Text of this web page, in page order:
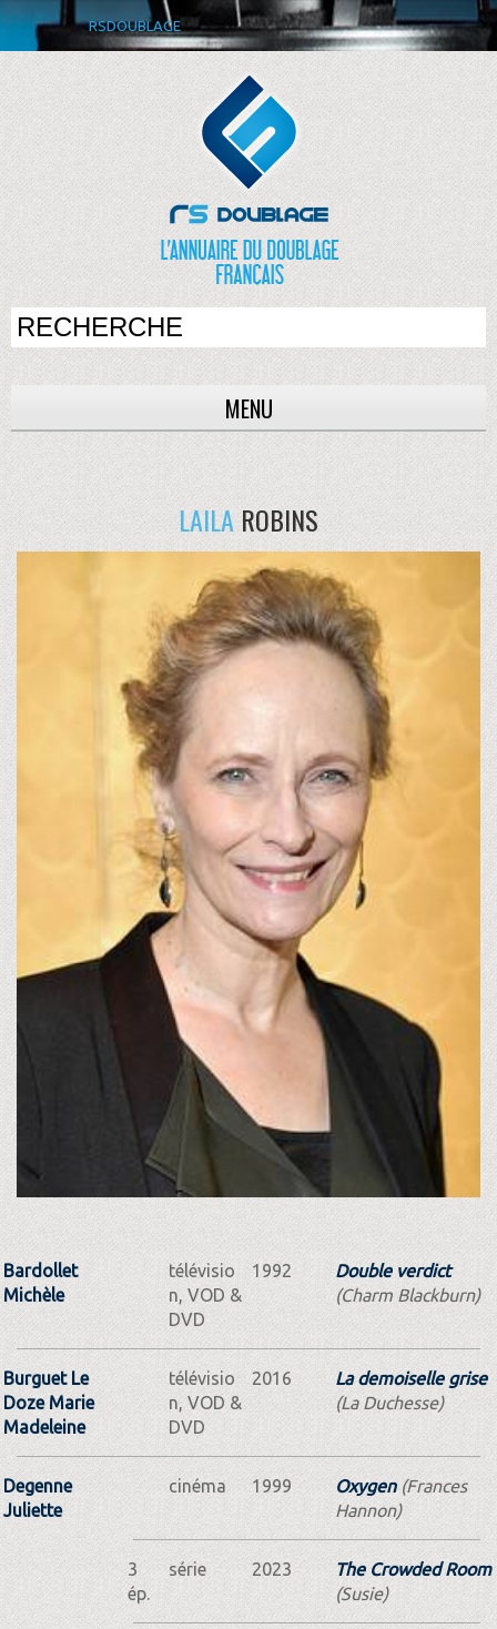
RSDOUBLAGE
MENU
LAILAROBINS
Bardollet
Michèle
télévisio
n, VOD &
DVD
1992
Double verdict
(Charm Blackburn)
Burguet Le
Doze Marie
Madeleine
télévisio
n, VOD &
DVD
2016
La demoiselle grise
(La Duchesse)
Degenne
Juliette
cinéma 1999 Oxygen(Frances
Hannon)
3
ép.
série 2023
The Crowded Room
(Susie)